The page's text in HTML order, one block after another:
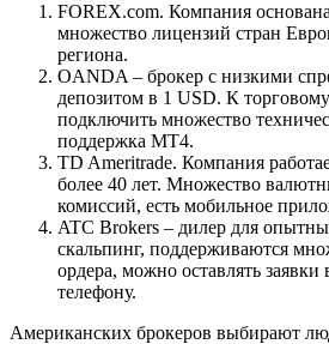
FOREX.com. Компания
множество лицензий стран
региона.
OANDA – брокер с низкими
депозитом в 1 USD. К
подключить множество
поддержка МТ4.
TD Ameritrade. Компания
более 40 лет. Множество
комиссий, есть мобильное
ATC Brokers – дилер для
скальпинг, поддерживаются
ордера, можно оставлять
телефону.
Американских брокеров выбирают